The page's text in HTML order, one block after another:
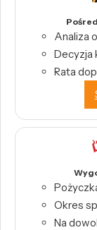
Analiza
Decyzja
Rata
Okres
Na